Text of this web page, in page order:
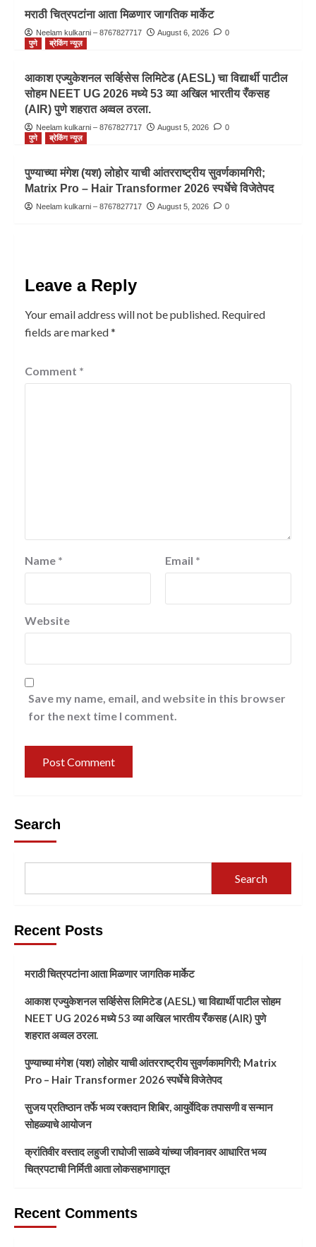
मराठी चित्रपटांना आता मिळणार जागतिक मार्केट
Neelam kulkarni – 8767827717 August 6, 2026
0
पुणे
ब्रेकिंग न्यूज़
आकाश एज्युकेशनल सर्व्हिसेस लिमिटेड (AESL) चा विद्यार्थी पाटील
सोहम NEET UG 2026 मध्ये 53 व्या अखिल भारतीय रँकसह
(AIR) पुणे शहरात अव्वल ठरला.
Neelam kulkarni – 8767827717 August 5, 2026
0
पुणे
ब्रेकिंग न्यूज़
पुण्याच्या मंगेश (यश) लोहोर याची आंतरराष्ट्रीय सुवर्णकामगिरी;
Matrix Pro – Hair Transformer 2026 स्पर्धेचे विजेतेपद
Neelam kulkarni – 8767827717 August 5, 2026 0
Leave a Reply
Your email address will not be published. Required
fields are marked*
Comment *
Name * Email *
Website
Save my name, email, and website in this browser
for the next time I comment.
Search
Search
Recent Posts
मराठी चित्रपटांना आता मिळणार जागतिक मार्केट
आकाश एज्युकेशनल सर्व्हिसेस लिमिटेड (AESL) चा विद्यार्थी पाटील सोहम
NEET UG 2026 मध्ये 53 व्या अखिल भारतीय रँकसह (AIR) पुणे
शहरात अव्वल ठरला.
पुण्याच्या मंगेश (यश) लोहोर याची आंतरराष्ट्रीय सुवर्णकामगिरी; Matrix
Pro – Hair Transformer 2026 स्पर्धेचे विजेतेपद
सुजय प्रतिष्ठान तर्फे भव्य रक्तदान शिबिर, आयुर्वेदिक तपासणी व सन्मान
सोहळ्याचे आयोजन
क्रांतिवीर वस्ताद लहुजी राघोजी साळवे यांच्या जीवनावर आधारित भव्य
चित्रपटाची निर्मिती आता लोकसहभागातून
Recent Comments